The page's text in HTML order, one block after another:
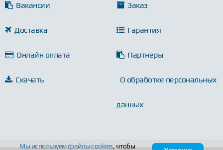
Вакансии Заказ
Доставка Гарантия
Онлайн оплата Партнеры
Скачать О обработке персональных
данных
Мы используем файлыcookies, чтобы